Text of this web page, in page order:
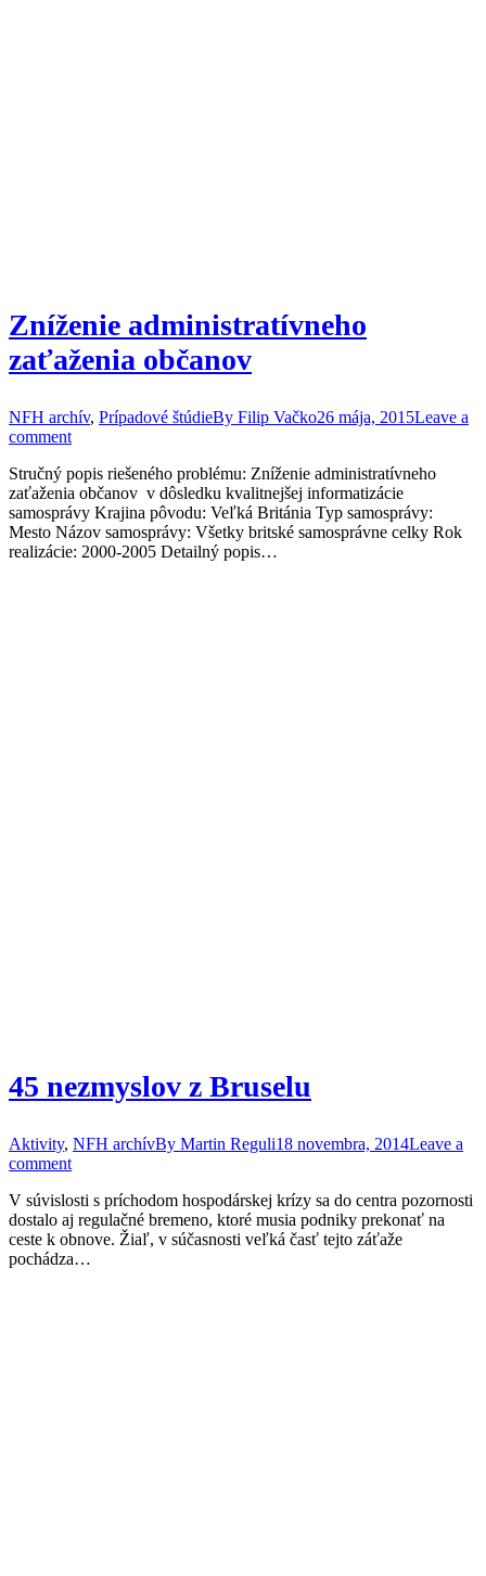
Zníženie administratívneho
zaťaženia občanov
NFH archív, Prípadové štúdieBy Filip Vačko26 mája, 2015Leave a
comment
Stručný popis riešeného problému: Zníženie administratívneho
zaťaženia občanov v dôsledku kvalitnejšej informatizácie
samosprávy Krajina pôvodu: Veľká Británia Typ samosprávy:
Mesto Názov samosprávy: Všetky britské samosprávne celky Rok
realizácie: 2000-2005 Detailný popis…
45 nezmyslov z Bruselu
Aktivity, NFH archívBy Martin Reguli18 novembra, 2014Leave a
comment
V súvislosti s príchodom hospodárskej krízy sa do centra pozornosti
dostalo aj regulačné bremeno, ktoré musia podniky prekonať na
ceste k obnove. Žiaľ, v súčasnosti veľká časť tejto záťaže
pochádza…